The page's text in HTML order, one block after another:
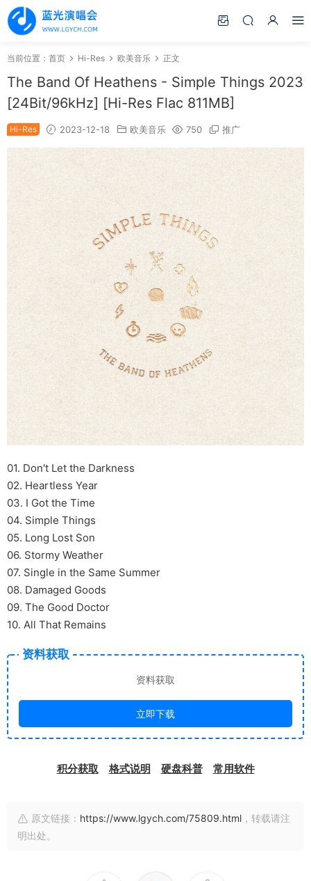
当前位置： 首页 Hi-Res 欧美音乐 正文
The Band Of Heathens - Simple Things 2023
[24Bit/96kHz] [Hi-Res Flac 811MB]
Hi-Res 2023-12-18 欧美音乐 750 推广
01. Don't Let the Darkness
02. Heartless Year
03. I Got the Time
04. Simple Things
05. Long Lost Son
06. Stormy Weather
07. Single in the Same Summer
08. Damaged Goods
09. The Good Doctor
10. All That Remains
资料获取
资料获取
立即下载
积分获取 格式说明 硬盘科普 常用软件
原文链接： https://www.lgych.com/75809.html ，转载请注
明出处。